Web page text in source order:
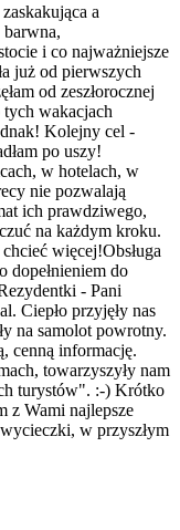
a
barwna,
i co najważniejsze
już od pierwszych
od zeszłorocznej
wakacjach
Kolejny cel -
po uszy!
w hotelach, w
nie pozwalają
ich prawdziwego,
na każdym kroku.
więcej!Obsługa
dopełnieniem do
- Pani
Ciepło przyjęły nas
na samolot powrotny.
cenną informację.
towarzyszyły nam
turystów". :-) Krótko
z Wami najlepsze
w przyszłym